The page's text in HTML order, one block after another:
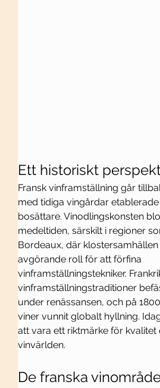
Ett historiskt
Fransk vinframställning går
med tidiga vingårdar
bosättare. Vinodlingskonsten
medeltiden, särskilt i regioner
Bordeaux, där
avgörande roll för att förfina
vinframställningstekniker.
vinframställningstraditioner
under renässansen, och på
viner vunnit globalt hyllning.
att vara ett riktmärke för kvalitet
vinvärlden.
De franska